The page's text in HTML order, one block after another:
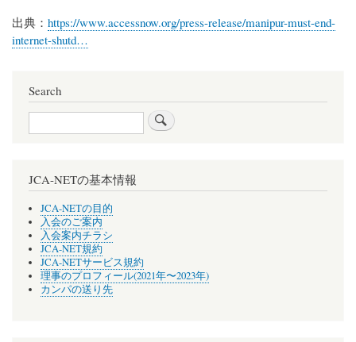
出典： https://www.accessnow.org/press-release/manipur-must-end-
internet-shutd…
Search
Search
JCA-NETの基本情報
JCA-NETの目的
入会のご案内
入会案内チラシ
JCA-NET規約
JCA-NETサービス規約
理事のプロフィール(2021年〜2023年)
カンパの送り先